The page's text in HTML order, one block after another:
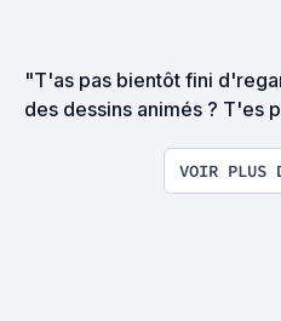
"T'as pas bientôt fini
des dessins animés ? T'es
VOIR PLUS